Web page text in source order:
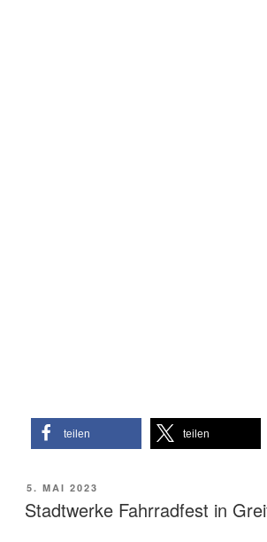
teilen teilen
VERÖFFENTLICHT
AM
5. MAI 2023
Stadtwerke Fahrradfest in